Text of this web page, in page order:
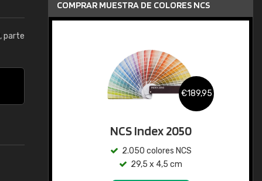
, parte
COMPRAR MUESTRA DE COLORES NCS
€189,95
NCS Index 2050
2.050 colores NCS
29,5 x 4,5 cm